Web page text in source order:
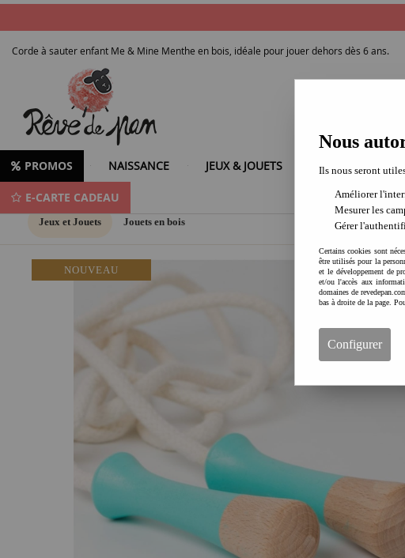
Corde à sauter enfant Me & Mine Menthe en bois, idéale pour jouer dehors dès 6 ans.
PROMOS NAISSANCE JEUX & JOUETS LOISIRS
E-CARTE CADEAU
Jeux et Jouets Jouets en bois
NOUVEAU
Nous
Ils nous seront
Améliorer
Mesurer les
Gérer
Certains cookies sont
être utilisés pour la
et le développement de
et/ou l'accès aux
domaines de
bas à droite de la page.
Configurer